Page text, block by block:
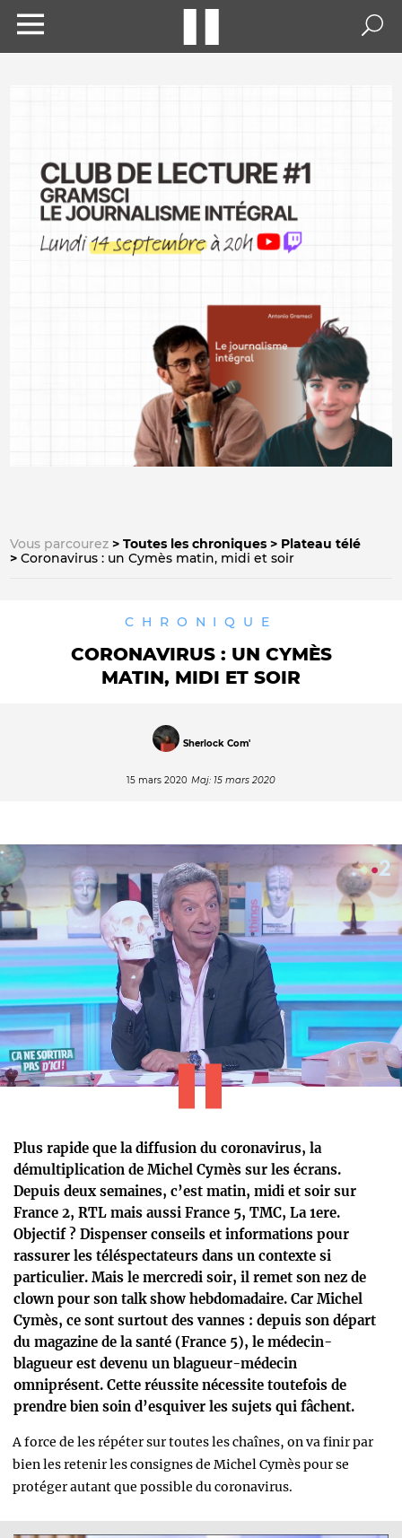
Vous parcourez Toutes les chroniques
Plateau télé
Coronavirus : un Cymès matin, midi et soir
CHRONIQUE
CORONAVIRUS : UN CYMÈS
MATIN, MIDI ET SOIR
Sherlock Com'
15 mars 2020 Maj: 15 mars 2020
Plus rapide que la diffusion du coronavirus, la
démultiplication de Michel Cymès sur les écrans.
Depuis deux semaines, c’est matin, midi et soir sur
France 2, RTL mais aussi France 5, TMC, La 1ere.
Objectif ? Dispenser conseils et informations pour
rassurer les téléspectateurs dans un contexte si
particulier. Mais le mercredi soir, il remet son nez de
clown pour son talk show hebdomadaire. Car Michel
Cymès, ce sont surtout des vannes : depuis son départ
du magazine de la santé (France 5), le médecin-
blagueur est devenu un blagueur-médecin
omniprésent. Cette réussite nécessite toutefois de
prendre bien soin d’esquiver les sujets qui fâchent.
A force de les répéter sur toutes les chaînes, on va finir par
bien les retenir les consignes de Michel Cymès pour se
protéger autant que possible du coronavirus.